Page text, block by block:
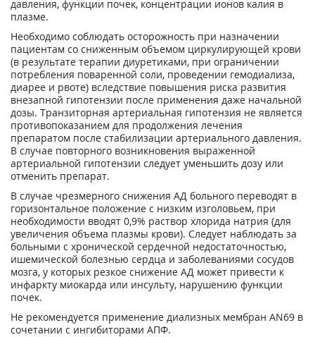
давления, функции почек, концентрации ионов калия в
плазме.
Необходимо соблюдать осторожность при назначении
пациентам со сниженным объемом циркулирующей крови
(в результате терапии диуретиками, при ограничении
потребления поваренной соли, проведении гемодиализа,
диарее и рвоте) вследствие повышения риска развития
внезапной гипотензии после применения даже начальной
дозы. Транзиторная артериальная гипотензия не является
противопоказанием для продолжения лечения
препаратом после стабилизации артериального давления.
В случае повторного возникновения выраженной
артериальной гипотензии следует уменьшить дозу или
отменить препарат.
В случае чрезмерного снижения АД больного переводят в
горизонтальное положение с низким изголовьем, при
необходимости вводят 0,9% раствор хлорида натрия (для
увеличения объема плазмы крови). Следует наблюдать за
больными с хронической сердечной недостаточностью,
ишемической болезнью сердца и заболеваниями сосудов
мозга, у которых резкое снижение АД может привести к
инфаркту миокарда или инсульту, нарушению функции
почек.
Не рекомендуется применение диализных мембран AN69 в
сочетании с ингибиторами АПФ.